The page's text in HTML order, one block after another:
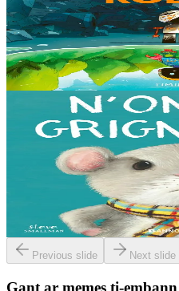
E kreiz-kreiz un toull-lastez... ez
deus ket soñj eus pelec’h eo
gouzout a ra n’eo...
Er stok 14,00 €
3 bloaz hag ouzhpenn
Bannoù-heol
N'on ket grignous !
E penn ar c’hoad ez eus ul
Logodennig evit bezañ
deiz en em gav gant ur broc’hig...
Er stok13,00 €
Previous slide Next slide
Gant ar memes ti-